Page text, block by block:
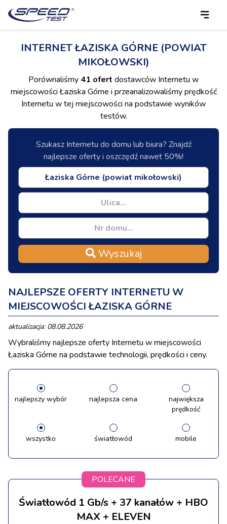
INTERNET ŁAZISKA GÓRNE (POWIAT
MIKOŁOWSKI)
Porównaliśmy 41 ofert dostawców Internetu w
miejscowości Łaziska Górne i przeanalizowaliśmy prędkość
Internetu w tej miejscowości na podstawie wyników
testów.
Szukasz Internetu do domu lub biura? Znajdź
najlepsze oferty i oszczędź nawet 50%!
Wyszukaj
NAJLEPSZE OFERTY INTERNETU W
MIEJSCOWOŚCI ŁAZISKA GÓRNE
aktualizacja: 08.08.2026
Wybraliśmy najlepsze oferty Internetu w miejscowości
Łaziska Górne na podstawie technologii, prędkości i ceny.
najlepszy wybór najlepsza cena
największa
prędkość
wszystko światłowód mobile
POLECANE
Światłowód 1 Gb/s + 37 kanałów + HBO
MAX + ELEVEN